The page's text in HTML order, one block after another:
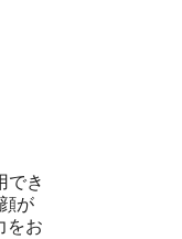
でき
が
をお